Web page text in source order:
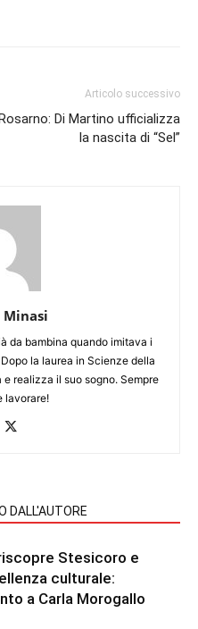
Articolo successivo
Di Martino ufficializza
la nascita di “Sel”
da bambina quando imitava i
la laurea in Scienze della
realizza il suo sogno. Sempre
lavorare!
DALL'AUTORE
Stesicoro e
culturale:
a Carla Morogallo